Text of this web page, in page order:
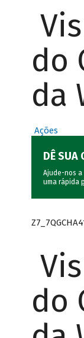
do
da
Ações
DÊ SUA
Ajude-nos a
uma rápida
do